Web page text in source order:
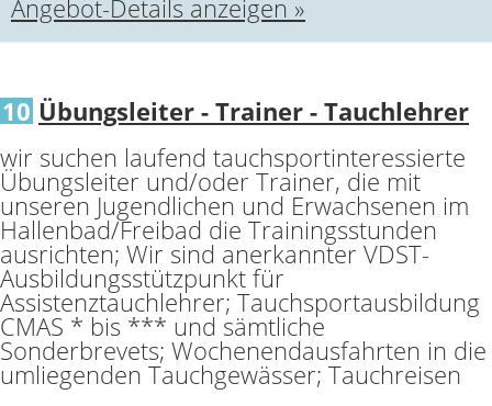
Angebot-Details anzeigen »
10 Übungsleiter - Trainer - Tauchlehrer
wir suchen laufend tauchsportinteressierte
Übungsleiter und/oder Trainer, die mit
unseren Jugendlichen und Erwachsenen im
Hallenbad/Freibad die Trainingsstunden
ausrichten; Wir sind anerkannter VDST-
Ausbildungsstützpunkt für
Assistenztauchlehrer; Tauchsportausbildung
CMAS * bis *** und sämtliche
Sonderbrevets; Wochenendausfahrten in die
umliegenden Tauchgewässer; Tauchreisen